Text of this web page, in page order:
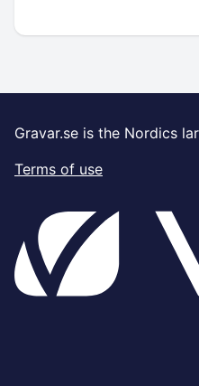
Gravar.se is the Nordics
Terms of use